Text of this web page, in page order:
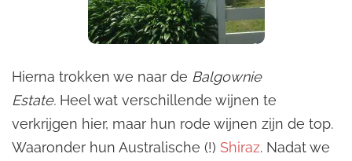
Hierna trokken we naar de Balgownie
Estate. Heel wat verschillende wijnen te
verkrijgen hier, maar hun rode wijnen zijn de top.
Waaronder hun Australische (!) Shiraz. Nadat we